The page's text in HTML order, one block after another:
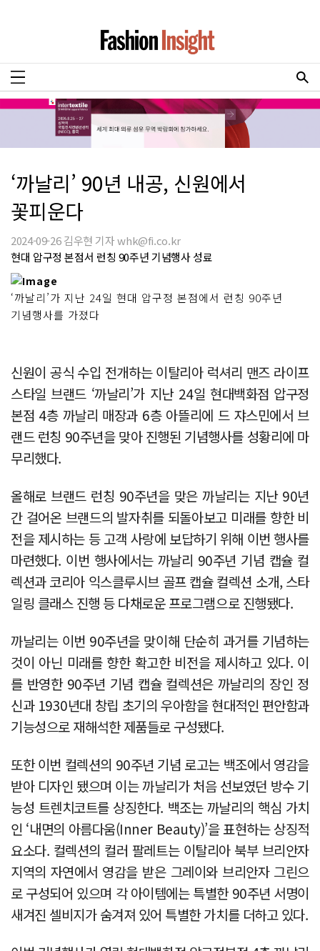
‘까날리’ 90년 내공, 신원에서
꽃피운다
2024-09-26 김우현 기자 whk@fi.co.kr
현대 압구정 본점서 런칭 90주년 기념행사 성료
‘까날리’가 지난 24일 현대 압구정 본점에서 런칭 90주년
기념행사를 가졌다
신원이 공식 수입 전개하는 이탈리아 럭셔리 맨즈 라이프
스타일 브랜드 ‘까날리’가 지난 24일 현대백화점 압구정
본점 4층 까날리 매장과 6층 아뜰리에 드 쟈스민에서 브
랜드 런칭 90주년을 맞아 진행된 기념행사를 성황리에 마
무리했다.
올해로 브랜드 런칭 90주년을 맞은 까날리는 지난 90년
간 걸어온 브랜드의 발자취를 되돌아보고 미래를 향한 비
전을 제시하는 등 고객 사랑에 보답하기 위해 이번 행사를
마련했다. 이번 행사에서는 까날리 90주년 기념 캡슐 컬
렉션과 코리아 익스클루시브 골프 캡슐 컬렉션 소개, 스타
일링 클래스 진행 등 다채로운 프로그램으로 진행됐다.
까날리는 이번 90주년을 맞이해 단순히 과거를 기념하는
것이 아닌 미래를 향한 확고한 비전을 제시하고 있다. 이
를 반영한 90주년 기념 캡슐 컬렉션은 까날리의 장인 정
신과 1930년대 창립 초기의 우아함을 현대적인 편안함과
기능성으로 재해석한 제품들로 구성됐다.
또한 이번 컬렉션의 90주년 기념 로고는 백조에서 영감을
받아 디자인 됐으며 이는 까날리가 처음 선보였던 방수 기
능성 트렌치코트를 상징한다. 백조는 까날리의 핵심 가치
인 ‘내면의 아름다움(Inner Beauty)’을 표현하는 상징적
요소다. 컬렉션의 컬러 팔레트는 이탈리아 북부 브리안자
지역의 자연에서 영감을 받은 그레이와 브리안자 그린으
로 구성되어 있으며 각 아이템에는 특별한 90주년 서명이
새겨진 셀비지가 숨겨져 있어 특별한 가치를 더하고 있다.